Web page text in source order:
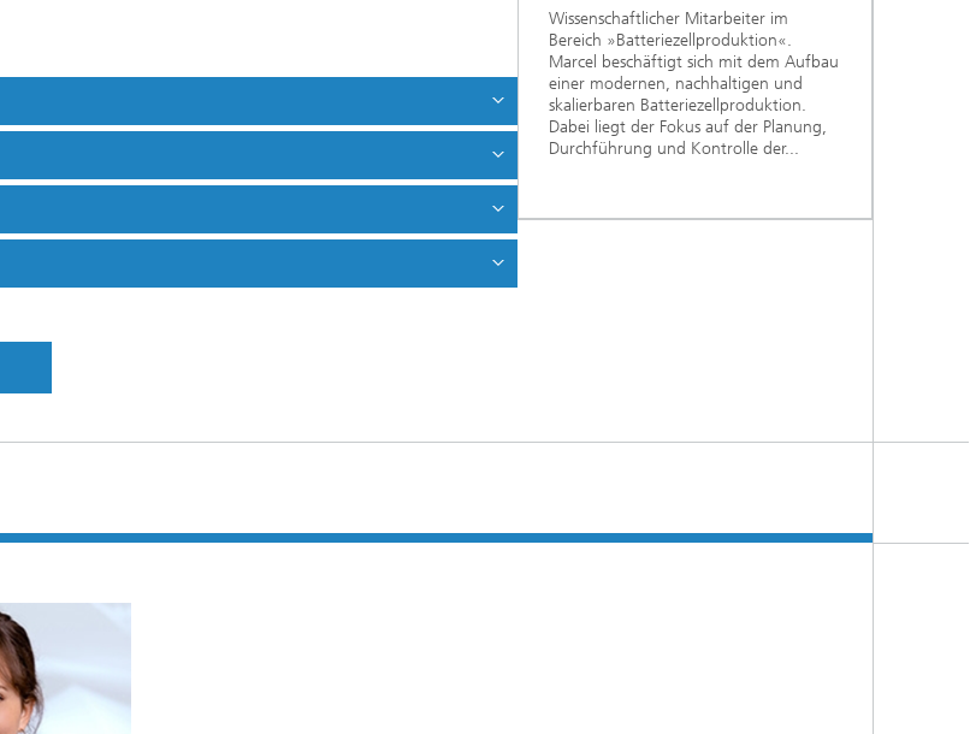
Wissenschaftlicher Mitarbeiter im
Bereich »Batteriezellproduktion«.
Marcel beschäftigt sich mit dem Aufbau
einer modernen, nachhaltigen und
skalierbaren Batteriezellproduktion.
Dabei liegt der Fokus auf der Planung,
Durchführung und Kontrolle der...